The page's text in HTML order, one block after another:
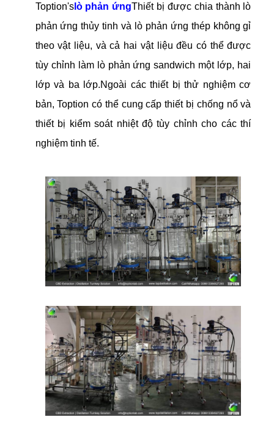
Toption'slò phản ứngThiết bị được chia thành lò
phản ứng thủy tinh và lò phản ứng thép không gỉ
theo vật liệu, và cả hai vật liệu đều có thể được
tùy chỉnh làm lò phản ứng sandwich một lớp, hai
lớp và ba lớp.Ngoài các thiết bị thử nghiệm cơ
bản, Toption có thể cung cấp thiết bị chống nổ và
thiết bị kiểm soát nhiệt độ tùy chỉnh cho các thí
nghiệm tinh tế.